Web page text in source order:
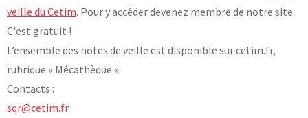
veille du Cetim. Pour y accéder devenez membre de notre site.
C'est gratuit !
L’ensemble des notes de veille est disponible sur cetim.fr,
rubrique « Mécathèque ».
Contacts :
sqr@cetim.fr